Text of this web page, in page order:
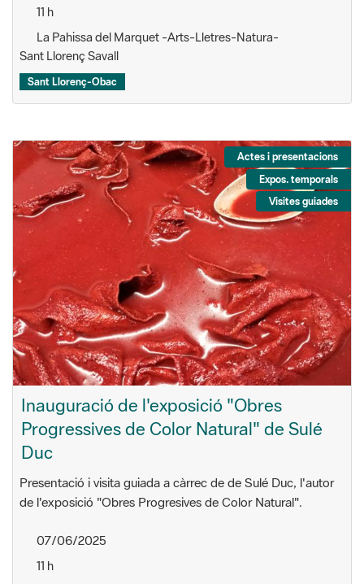
11 h
La Pahissa del Marquet -Arts-Lletres-Natura-
Sant Llorenç Savall
Sant Llorenç-Obac
Actes i presentacions
Expos. temporals
Visites guiades
Inauguració de l'exposició "Obres
Progressives de Color Natural" de Sulé
Duc
Presentació i visita guiada a càrrec de de Sulé Duc, l'autor
de l'exposició "Obres Progresives de Color Natural".
07/06/2025
11 h